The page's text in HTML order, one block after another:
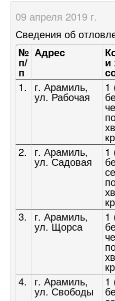
09 апреля 2019 г.
Сведения об
№
п/
п
Адрес
и
1.
г. Арамиль,
ул. Рабочая
1
2. г. Арамиль,
ул. Садовая
1
3.
г. Арамиль,
ул. Щорса
1
4.
г. Арамиль,
ул. Свободы
1